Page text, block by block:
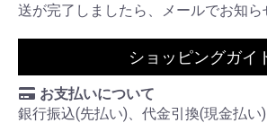
送が完了しましたら、メールでお知ら
ショッピングガイ
お支払いについて
銀行振込(先払い)、代金引換(現金払い